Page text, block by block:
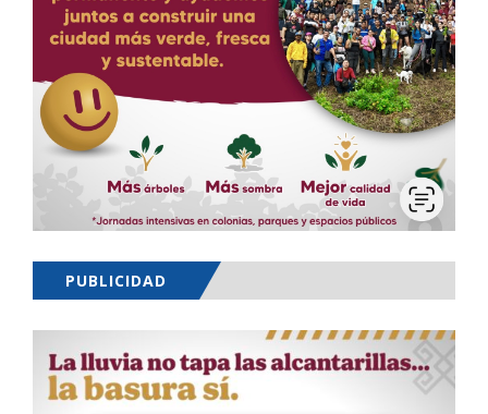
PUBLICIDAD